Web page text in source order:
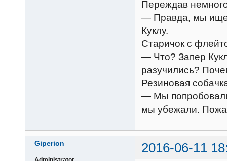
Переждав
— Правда, мы
Куклу.
Старичок с
— Что? Запер
разучились?
Резиновая
— Мы
мы убежали.
Giperion 2016-06-11